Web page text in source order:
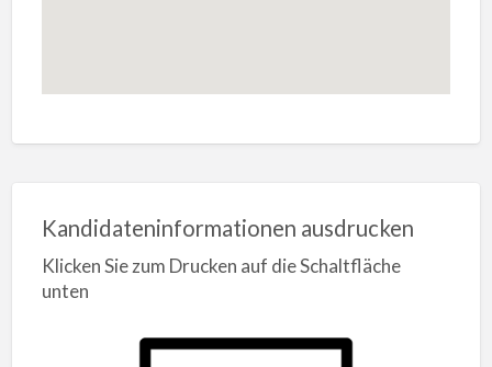
Kandidateninformationen ausdrucken
Klicken Sie zum Drucken auf die Schaltfläche
unten